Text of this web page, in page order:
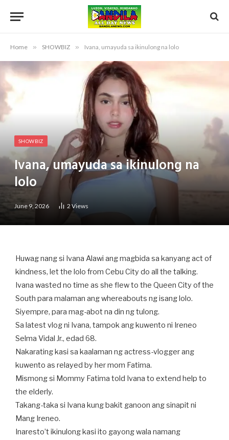
Home » SHOWBIZ » Ivana, umayuda sa ikinulong na lolo
SHOWBIZ
Ivana, umayuda sa ikinulong na
lolo
June 9, 2026 2 Views
Huwag nang si Ivana Alawi ang magbida sa kanyang act of
kindness, let the lolo from Cebu City do all the talking.
Ivana wasted no time as she flew to the Queen City of the
South para malaman ang whereabouts ng isang lolo.
Siyempre, para mag-abot na din ng tulong.
Sa latest vlog ni Ivana, tampok ang kuwento ni Ireneo
Selma Vidal Jr., edad 68.
Nakarating kasi sa kaalaman ng actress-vlogger ang
kuwento as relayed by her mom Fatima.
Mismong si Mommy Fatima told Ivana to extend help to
the elderly.
Takang-taka si Ivana kung bakit ganoon ang sinapit ni
Mang Ireneo.
Inaresto’t ikinulong kasi ito gayong wala namang